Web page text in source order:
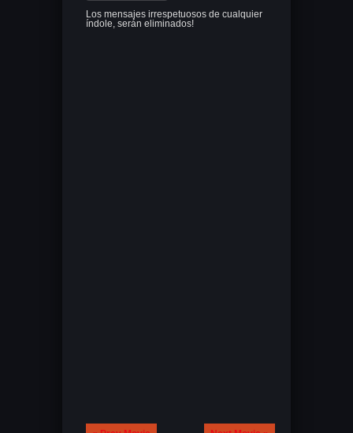
Los mensajes irrespetuosos de cualquier
índole, serán eliminados!